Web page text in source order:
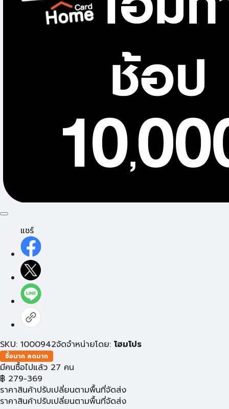
แชร์
SKU: 1000942จัดจำหน่ายโดย: โฮมโปร
ซื้อมาก ลดมาก
มีคนซื้อไปแล้ว 27 คน
฿ 279-369
ราคาสินค้าปรับเปลี่ยนตามพื้นที่จัดส่ง
ราคาสินค้าปรับเปลี่ยนตามพื้นที่จัดส่ง